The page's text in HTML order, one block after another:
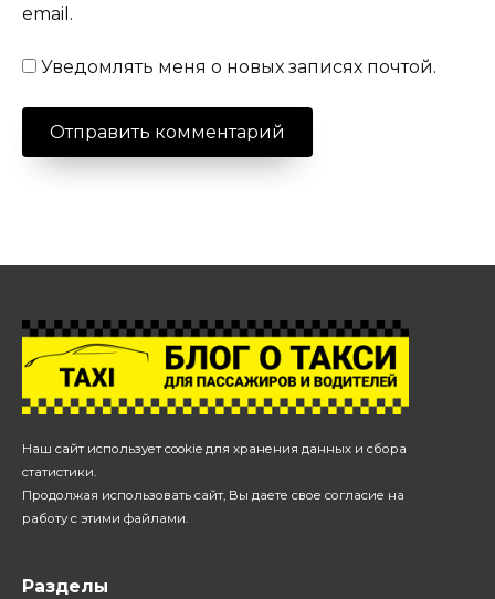
email.
Уведомлять меня о новых записях почтой.
Наш сайт использует cookie для хранения данных и сбора
статистики.
Продолжая использовать сайт, Вы даете свое согласие на
работу с этими файлами.
Разделы